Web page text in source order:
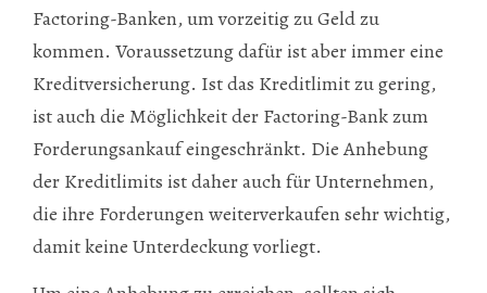
Factoring-Banken, um vorzeitig zu Geld zu
kommen. Voraussetzung dafür ist aber immer eine
Kreditversicherung. Ist das Kreditlimit zu gering,
ist auch die Möglichkeit der Factoring-Bank zum
Forderungsankauf eingeschränkt. Die Anhebung
der Kreditlimits ist daher auch für Unternehmen,
die ihre Forderungen weiterverkaufen sehr wichtig,
damit keine Unterdeckung vorliegt.